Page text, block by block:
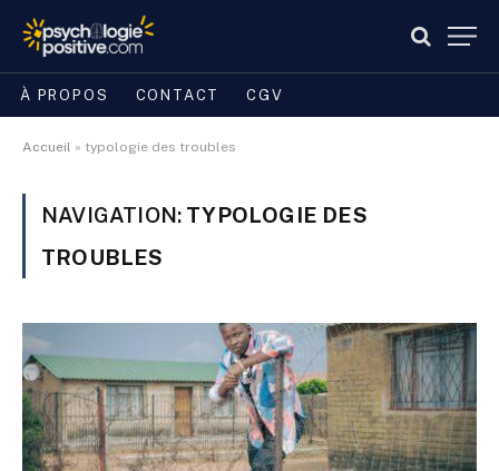
À PROPOS CONTACT CGV
Accueil » typologie des troubles
NAVIGATION: TYPOLOGIE DES
TROUBLES